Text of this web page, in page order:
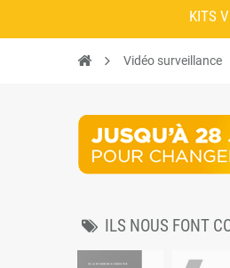
KITS
Vidéo surveillance
ILS NOUS FONT